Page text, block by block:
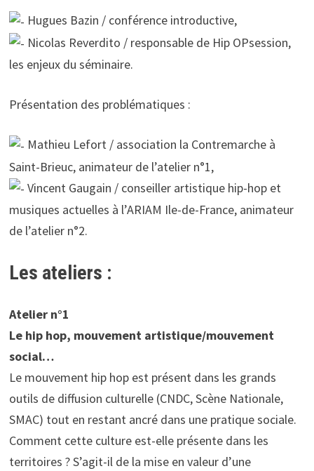
Hugues Bazin / conférence introductive,
Nicolas Reverdito / responsable de Hip OPsession,
les enjeux du séminaire.
Présentation des problématiques :
Mathieu Lefort / association la Contremarche à
Saint-Brieuc, animateur de l’atelier n°1,
Vincent Gaugain / conseiller artistique hip-hop et
musiques actuelles à l’ARIAM Ile-de-France, animateur
de l’atelier n°2.
Les ateliers :
Atelier n°1
Le hip hop, mouvement artistique/mouvement
social…
Le mouvement hip hop est présent dans les grands
outils de diffusion culturelle (CNDC, Scène Nationale,
SMAC) tout en restant ancré dans une pratique sociale.
Comment cette culture est-elle présente dans les
territoires ? S’agit-il de la mise en valeur d’une